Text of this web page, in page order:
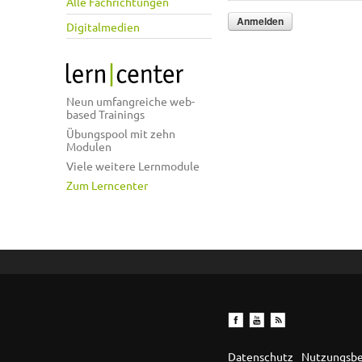
Digitalmedien
Neun umfangreiche web-
based Trainings
Übungspool mit zehn
Modulen
Viele weitere Lernmodule
Zum Lerncenter
Datenschutz